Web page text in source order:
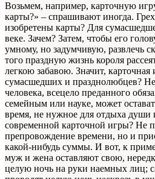
Возьмем, например, карточную
карты?» – спрашивают иногда.
изобретены карты? Для
веке. Зачем? Затем, чтобы его
умному, но задумчивую, развлечь
того праздную жизнь короля
легкою забавою. Значит, карточная
сумасшедших и празднолюбцев?
человека, всецело преданного
семейным или науке, может
время, не нужное для отдыха души
современной карточной игры? Не
препровождение времени, но и
какой-нибудь суммы. И вот, к
муж и жена оставляют свою,
целую ночь на руки наемных лиц;